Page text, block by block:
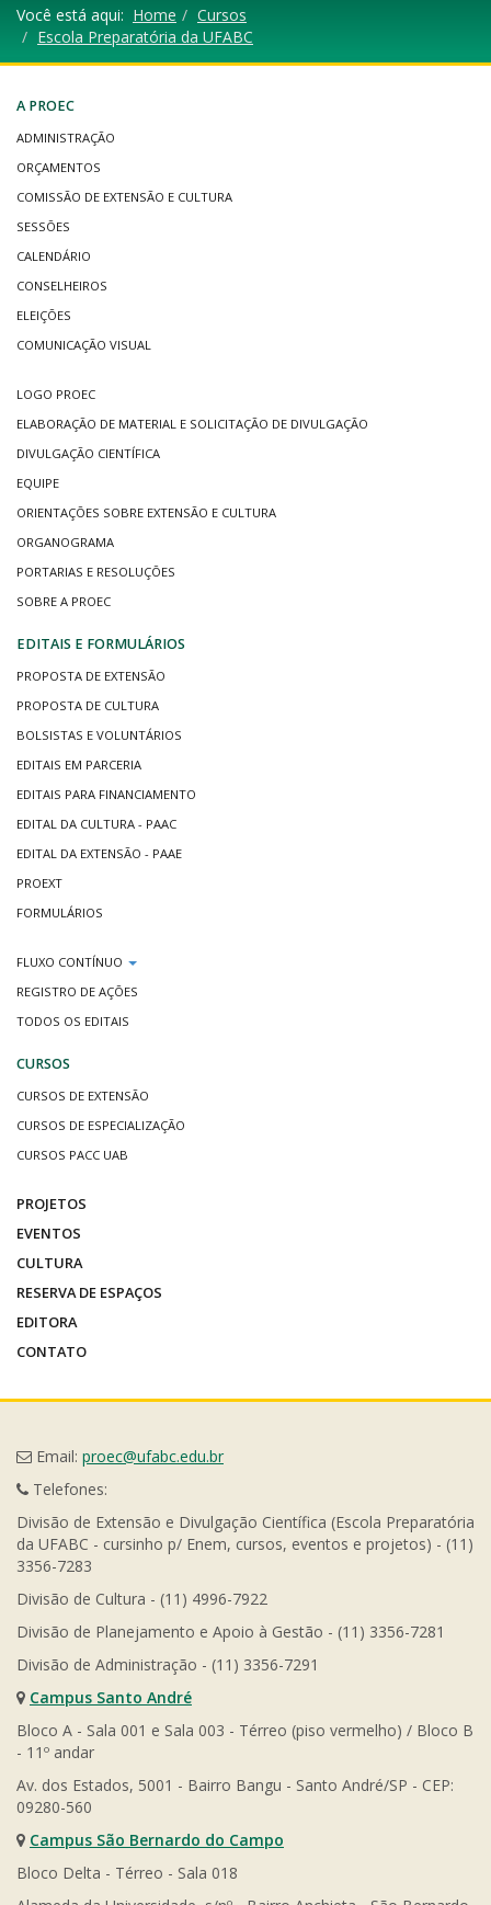
Você está aqui: Home
Cursos
Escola Preparatória da UFABC
A PROEC
ADMINISTRAÇÃO
ORÇAMENTOS
COMISSÃO DE EXTENSÃO E CULTURA
SESSÕES
CALENDÁRIO
CONSELHEIROS
ELEIÇÕES
COMUNICAÇÃO VISUAL
LOGO PROEC
ELABORAÇÃO DE MATERIAL E SOLICITAÇÃO DE DIVULGAÇÃO
DIVULGAÇÃO CIENTÍFICA
EQUIPE
ORIENTAÇÕES SOBRE EXTENSÃO E CULTURA
ORGANOGRAMA
PORTARIAS E RESOLUÇÕES
SOBRE A PROEC
EDITAIS E FORMULÁRIOS
PROPOSTA DE EXTENSÃO
PROPOSTA DE CULTURA
BOLSISTAS E VOLUNTÁRIOS
EDITAIS EM PARCERIA
EDITAIS PARA FINANCIAMENTO
EDITAL DA CULTURA - PAAC
EDITAL DA EXTENSÃO - PAAE
PROEXT
FORMULÁRIOS
FLUXO CONTÍNUO
REGISTRO DE AÇÕES
TODOS OS EDITAIS
CURSOS
CURSOS DE EXTENSÃO
CURSOS DE ESPECIALIZAÇÃO
CURSOS PACC UAB
PROJETOS
EVENTOS
CULTURA
RESERVA DE ESPAÇOS
EDITORA
CONTATO
Email: proec@ufabc.edu.br
Telefones:
Divisão de Extensão e Divulgação Científica (Escola Preparatória
da UFABC - cursinho p/ Enem, cursos, eventos e projetos) - (11)
3356-7283
Divisão de Cultura - (11) 4996-7922
Divisão de Planejamento e Apoio à Gestão - (11) 3356-7281
Divisão de Administração - (11) 3356-7291
Campus Santo André
Bloco A - Sala 001 e Sala 003 - Térreo (piso vermelho) / Bloco B
- 11º andar
Av. dos Estados, 5001 - Bairro Bangu - Santo André/SP - CEP:
09280-560
Campus São Bernardo do Campo
Bloco Delta - Térreo - Sala 018